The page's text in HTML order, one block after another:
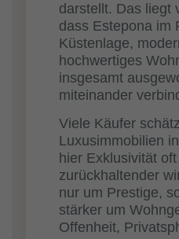
darstellt. Das liegt
dass Estepona im
Küstenlage,
hochwertiges
insgesamt
miteinander
Viele Käufer
Luxusimmobilien
hier Exklusivität
zurückhaltender
nur um Prestige,
stärker um
Offenheit,